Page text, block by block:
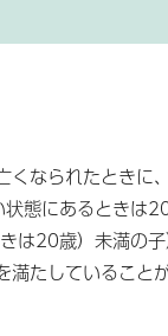
なられたときに
態にあるときは
は20歳）未満の
たしていること